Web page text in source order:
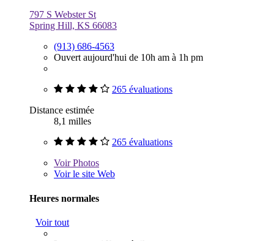
797 S Webster St
Spring Hill, KS 66083
(913) 686-4563
Ouvert aujourd'hui de 10h am à 1h pm
265 évaluations
Distance estimée
8,1 milles
265 évaluations
VoirPhotos
Voir le site Web
Heures normales
Voir tout